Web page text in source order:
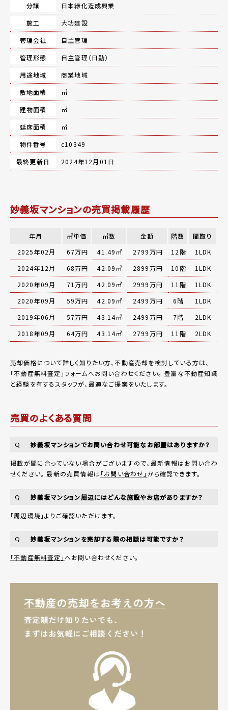
分譲
日本緑化造成興業
施工
大功建設
管理会社
自主管理
管理形態
自主管理（日勤）
用途地域
商業地域
敷地面積
㎡
建物面積
㎡
延床面積
㎡
物件番号
c10349
最終更新日
2024年12月01日
妙義坂マンションの売買掲載履歴
年月 ㎡単価 ㎡数 金額 階数
間取り
2025年02月
67万円 41.49㎡ 2799万円 12階
1LDK
2024年12月
68万円 42.09㎡ 2899万円 10階
1LDK
2020年09月
71万円 42.09㎡ 2999万円 11階
1LDK
2020年09月
59万円 42.09㎡ 2499万円 6階
1LDK
2019年06月
57万円 43.14㎡ 2499万円 7階
2LDK
2018年09月
64万円 43.14㎡ 2799万円 11階 2LDK
売却価格について詳しく知りたい方、不動産売却を検討している方は、
「不動産無料査定 」フォームへお問い合わせください。 豊富な不動産知識
と経験を有するスタッフが、最適なご提案をいたします。
売買のよくある質問
Q 妙義坂マンションでお問い合わせ可能なお部屋はありますか？
掲載が間に合っていない場合がございますので、最新情報はお問い合わ
せください。 最新の売買情報は「お問い合わせ」 から確認できます。
Q 妙義坂マンション周辺にはどんな施設やお店がありますか？
「周辺環境」よりご確認いただけます。
Q 妙義坂マンションを売却する際の相談は可能ですか？
「不動産無料査定」へお問い合わせください。